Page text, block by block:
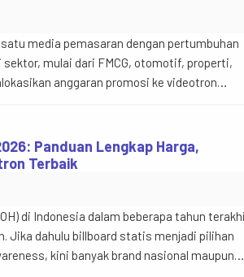
media pemasaran dengan pertumbuhan
mulai dari FMCG, otomotif, properti,
anggaran promosi ke videotron
memiliki pertanyaan yang sama, […]
Panduan Lengkap Harga,
Terbaik
di Indonesia dalam beberapa tahun
Jika dahulu billboard statis menjadi pilihan
kini banyak brand nasional maupun